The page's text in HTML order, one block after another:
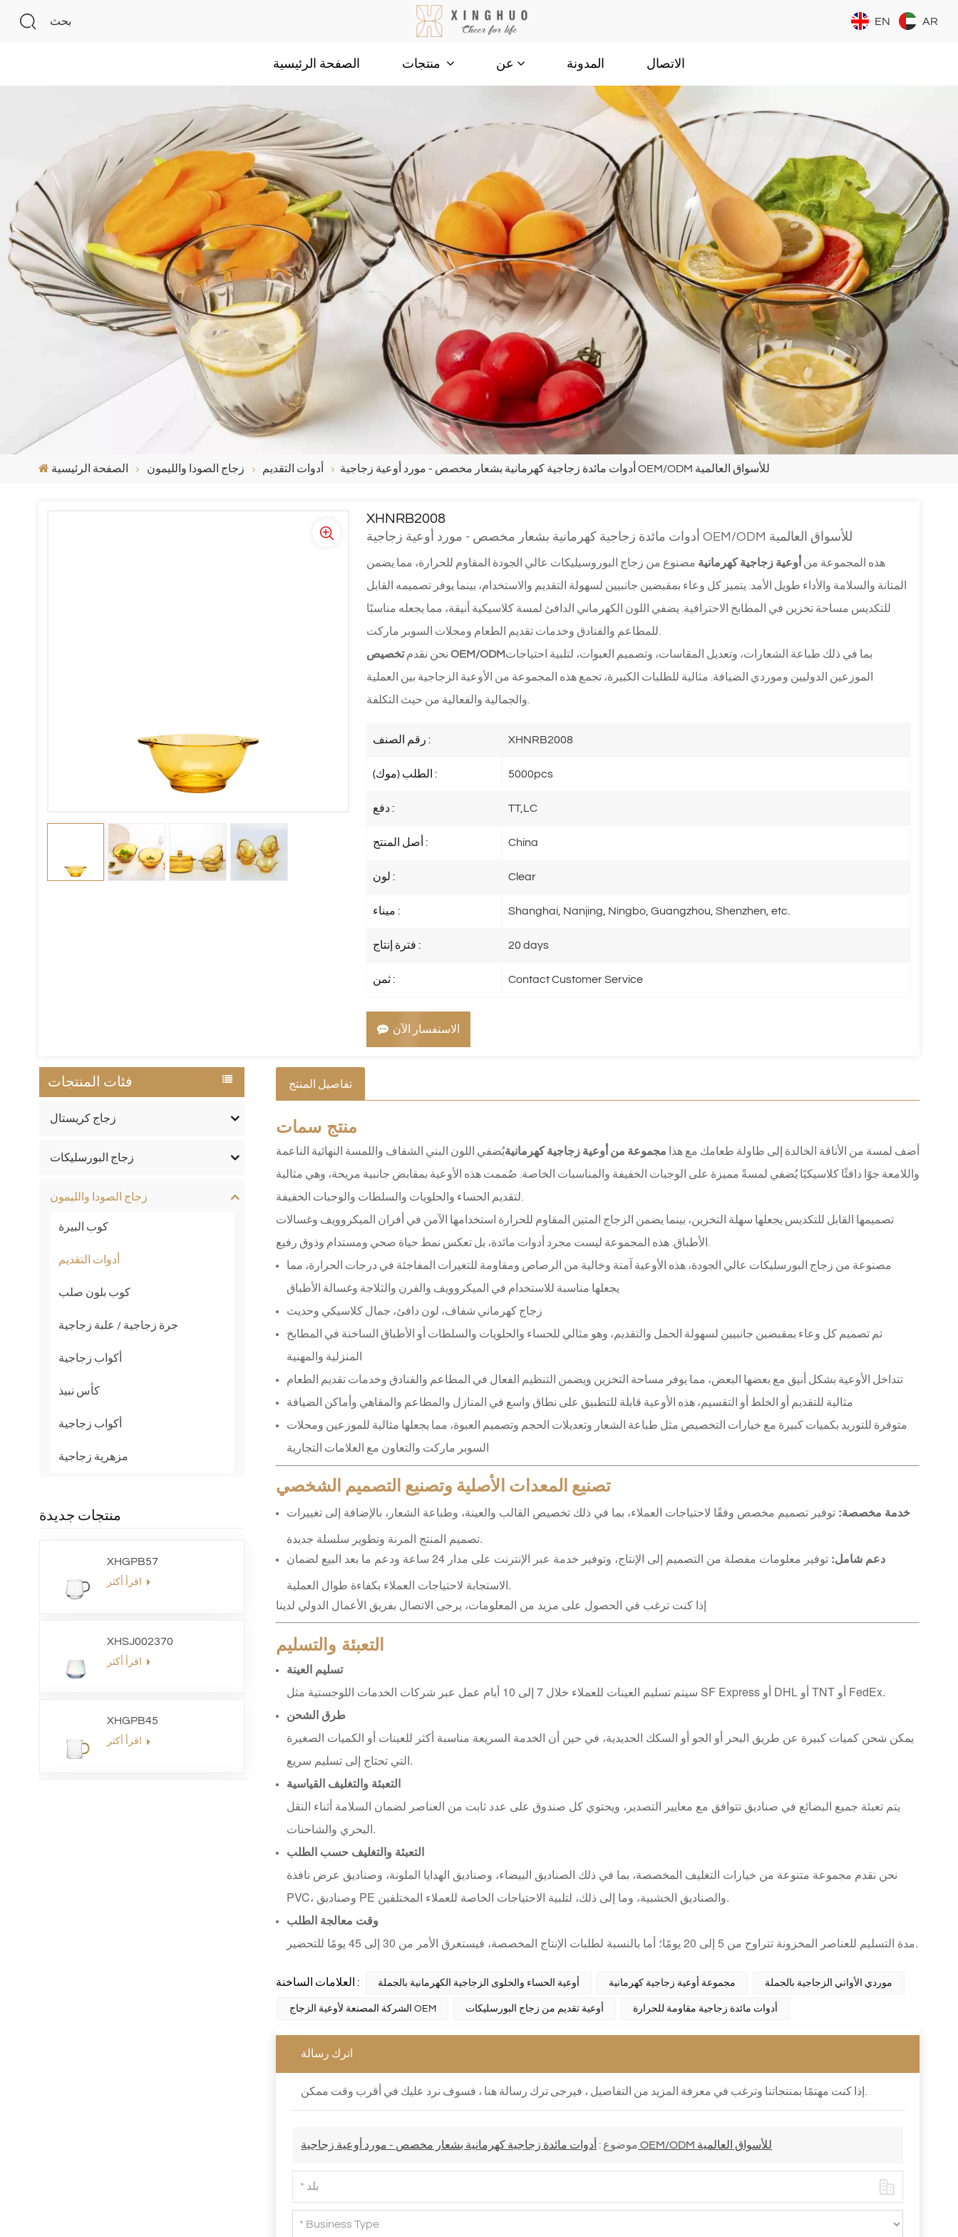
بحث EN AR
الصفحة الرئيسية عن المدونة الاتصال
الصفحة الرئيسية زجاج الصودا والليمون أدوات التقديم أدوات مائدة زجاجية كهرمانية بشعار مخصص - مورد أوعية زجاجية OEM/ODM للأسواق العالمية
XHNRB2008
أدوات مائدة زجاجية كهرمانية بشعار مخصص - مورد أوعية زجاجية OEM/ODM للأسواق العالمية
هذه المجموعة من أوعية زجاجية كهرمانية مصنوع من زجاج البوروسيليكات عالي الجودة المقاوم للحرارة، مما يضمن
المتانة والسلامة والأداء طويل الأمد. يتميز كل وعاء بمقبضين جانبيين لسهولة التقديم والاستخدام، بينما يوفر تصميمه القابل
للتكديس مساحة تخزين في المطابخ الاحترافية. يضفي اللون الكهرماني الدافئ لمسة كلاسيكية أنيقة، مما يجعله مناسبًا
نحن نقدم تخصيص OEM/ODMبما في ذلك طباعة الشعارات، وتعديل المقاسات، وتصميم العبوات، لتلبية احتياجات
الموزعين الدوليين وموردي الضيافة. مثالية للطلبات الكبيرة، تجمع هذه المجموعة من الأوعية الزجاجية بين العملية
رقم الصنف : XHNRB2008
الطلب (موك) : 5000pcs
دفع : TT,LC
أصل المنتج : China
لون : Clear
ميناء : Shanghai, Nanjing, Ningbo, Guangzhou, Shenzhen, etc.
فترة إنتاج : 20 days
ثمن : Contact Customer Service
الاستفسار الآن
فئات المنتجات
زجاج كريستال
زجاج البورسليكات
زجاج الصودا والليمون
كوب البيرة
أدوات التقديم
كوب بلون صلب
جرة زجاجية / علبة زجاجية
أكواب زجاجية
كأس نبيذ
أكواب زجاجية
مزهرية زجاجية
منتجات جديدة
XHGPB57
XHSJ002370
XHGPB45
تفاصيل المنتج
منتج سمات
أضف لمسة من الأناقة الخالدة إلى طاولة طعامك مع هذا مجموعة من أوعية زجاجية كهرمانيةيُضفي اللون البني الشفاف واللمسة النهائية الناعمة
واللامعة جوًا دافئًا كلاسيكيًا يُضفي لمسةً مميزة على الوجبات الخفيفة والمناسبات الخاصة. صُممت هذه الأوعية بمقابض جانبية مريحة، وهي مثالية
تصميمها القابل للتكديس يجعلها سهلة التخزين، بينما يضمن الزجاج المتين المقاوم للحرارة استخدامها الآمن في أفران الميكروويف وغسالات
مصنوعة من زجاج البورسليكات عالي الجودة، هذه الأوعية آمنة وخالية من الرصاص ومقاومة للتغيرات المفاجئة في درجات الحرارة، مما
يجعلها مناسبة للاستخدام في الميكروويف والفرن والثلاجة وغسالة الأطباق
زجاج كهرماني شفاف، لون دافئ، جمال كلاسيكي وحديث
تم تصميم كل وعاء بمقبضين جانبيين لسهولة الحمل والتقديم، وهو مثالي للحساء والحلويات والسلطات أو الأطباق الساخنة في المطابخ
المنزلية والمهنية
تتداخل الأوعية بشكل أنيق مع بعضها البعض، مما يوفر مساحة التخزين ويضمن التنظيم الفعال في المطاعم والفنادق وخدمات تقديم الطعام
مثالية للتقديم أو الخلط أو التقسيم، هذه الأوعية قابلة للتطبيق على نطاق واسع في المنازل والمطاعم والمقاهي وأماكن الضيافة
متوفرة للتوريد بكميات كبيرة مع خيارات التخصيص مثل طباعة الشعار وتعديلات الحجم وتصميم العبوة، مما يجعلها مثالية للموزعين ومحلات
السوبر ماركت والتعاون مع العلامات التجارية
تصنيع المعدات الأصلية وتصنيع التصميم الشخصي
خدمة مخصصة:توفير تصميم مخصص وفقًا لاحتياجات العملاء، بما في ذلك تخصيص القالب والعينة، وطباعة الشعار، بالإضافة إلى تغييرات
تصميم المنتج المرنة وتطوير سلسلة جديدة.
دعم شامل: توفير معلومات مفصلة من التصميم إلى الإنتاج، وتوفير خدمة عبر الإنترنت على مدار 24 ساعة ودعم ما بعد البيع لضمان
إذا كنت ترغب في الحصول على مزيد من المعلومات، يرجى الاتصال بفريق الأعمال الدولي لدينا
التعبئة والتسليم
تسليم العينة
سيتم تسليم العينات للعملاء خلال 7 إلى 10 أيام عمل عبر شركات الخدمات اللوجستية مثل SF Express أو DHL أو TNT أو FedEx.
طرق الشحن
يمكن شحن كميات كبيرة عن طريق البحر أو الجو أو السكك الحديدية، في حين أن الخدمة السريعة مناسبة أكثر للعينات أو الكميات الصغيرة
التي تحتاج إلى تسليم سريع.
التعبئة والتغليف القياسية
يتم تعبئة جميع البضائع في صناديق تتوافق مع معايير التصدير، ويحتوي كل صندوق على عدد ثابت من العناصر لضمان السلامة أثناء النقل
البحري والشاحنات.
التعبئة والتغليف حسب الطلب
نحن نقدم مجموعة متنوعة من خيارات التغليف المخصصة، بما في ذلك الصناديق البيضاء، وصناديق الهدايا الملونة، وصناديق عرض نافذة
PVC، وصناديق PE والصناديق الخشبية، وما إلى ذلك، لتلبية الاحتياجات الخاصة للعملاء المختلفين.
وقت معالجة الطلب
مدة التسليم للعناصر المخزونة تتراوح من 5 إلى 20 يومًا؛ أما بالنسبة لطلبات الإنتاج المخصصة، فيستغرق الأمر من 30 إلى 45 يومًا للتحضير.
العلامات الساخنة : أوعية الحساء والحلوى الزجاجية الكهرمانية بالجملة مجموعة أوعية زجاجية كهرمانية موردي الأواني الزجاجية بالجملة
الشركة المصنعة لأوعية الزجاج OEM أوعية تقديم من زجاج البورسليكات أدوات مائدة زجاجية مقاومة للحرارة
اترك رسالة
موضوع : أدوات مائدة زجاجية كهرمانية بشعار مخصص - مورد أوعية زجاجية OEM/ODM للأسواق العالمية